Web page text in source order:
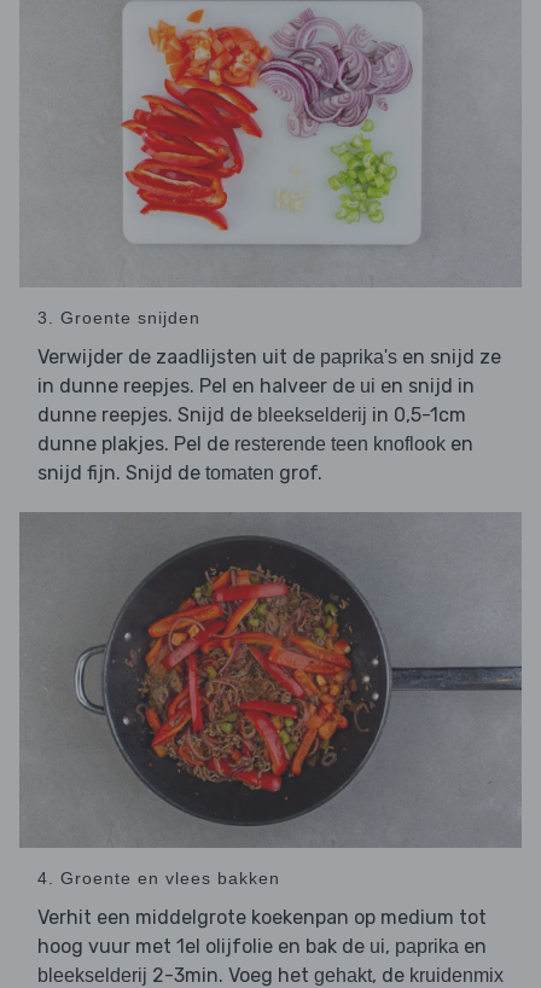
3. Groente snijden
Verwijder de zaadlijsten uit de paprika's en snijd ze
in dunne reepjes. Pel en halveer de ui en snijd in
dunne reepjes. Snijd de bleekselderij in 0,5-1cm
dunne plakjes. Pel de resterende teen knoflook en
snijd fijn. Snijd de tomaten grof.
4. Groente en vlees bakken
Verhit een middelgrote koekenpan op medium tot
hoog vuur met 1el olijfolie en bak de ui, paprika en
bleekselderij 2-3min. Voeg het gehakt, de kruidenmix